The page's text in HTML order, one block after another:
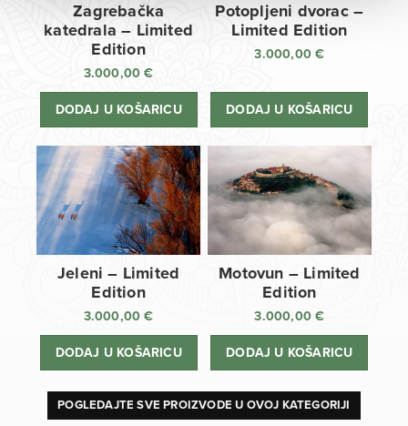
Zagrebačka
katedrala – Limited
Edition
3.000,00€
DODAJ U KOŠARICU
Potopljeni dvorac –
Limited Edition
3.000,00€
DODAJ U KOŠARICU
Jeleni – Limited
Edition
3.000,00€
DODAJ U KOŠARICU
Motovun – Limited
Edition
3.000,00€
DODAJ U KOŠARICU
POGLEDAJTE SVE PROIZVODE U OVOJ KATEGORIJI